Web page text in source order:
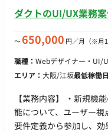
ダクトのUI/UX業務
〜650,000 円／月 （※月
職種： Webデザイナー・UI/
エリア： 大阪/江坂最低稼働
【業務内容】 ・新規機能のUX設計 サービスに追加される新機
能について、ユーザー
要件定義から参加し、効果的